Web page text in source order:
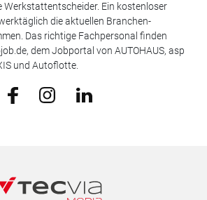
Werkstattentscheider. Ein kostenloser
die aktuellen Branchen-
Das richtige Fachpersonal finden
dem Jobportal von AUTOHAUS, asp
und Autoflotte.